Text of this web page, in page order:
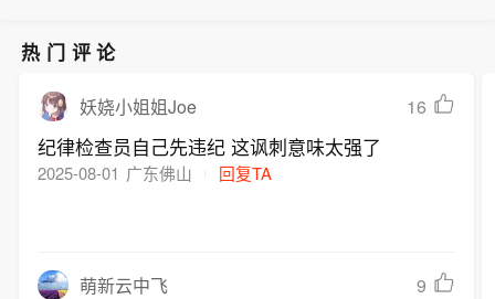
热门评论
妖娆小姐姐Joe 16
纪律检查员自己先违纪 这讽刺意味太强了
2025-08-01 广东佛山 回复TA
萌新云中飞 9